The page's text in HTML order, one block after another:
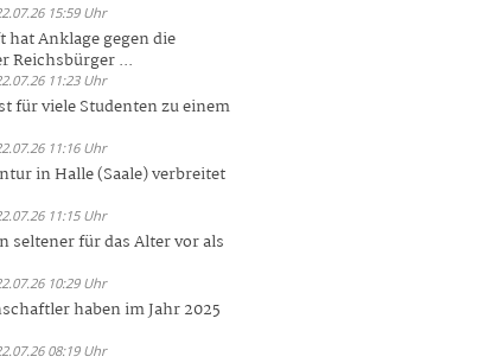
15:59 Uhr
Anklage gegen die
Reichsbürger ...
11:23 Uhr
für viele Studenten zu einem
11:16 Uhr
in Halle (Saale) verbreitet
11:15 Uhr
seltener für das Alter vor als
10:29 Uhr
haben im Jahr 2025
08:19 Uhr